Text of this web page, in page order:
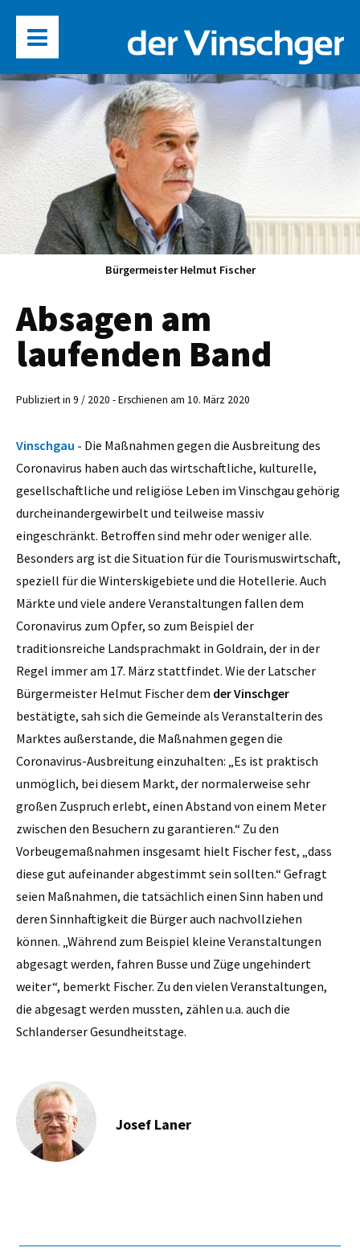
Bürgermeister Helmut Fischer
Absagen am
laufenden Band
Publiziert in 9 / 2020 - Erschienen am 10. März 2020
Vinschgau - Die Maßnahmen gegen die Ausbreitung des
Coronavirus haben auch das wirtschaftliche, kulturelle,
gesellschaftliche und religiöse Leben im Vinschgau gehörig
durcheinandergewirbelt und teilweise massiv
eingeschränkt. Betroffen sind mehr oder weniger alle.
Besonders arg ist die Situation für die Tourismuswirtschaft,
speziell für die Winterskigebiete und die Hotellerie. Auch
Märkte und viele andere Veranstaltungen fallen dem
Coronavirus zum Opfer, so zum Beispiel der
traditionsreiche Landsprachmakt in Goldrain, der in der
Regel immer am 17. März stattfindet. Wie der Latscher
Bürgermeister Helmut Fischer dem der Vinschger
bestätigte, sah sich die Gemeinde als Veranstalterin des
Marktes außerstande, die Maßnahmen gegen die
Coronavirus-Ausbreitung einzuhalten: „Es ist praktisch
unmöglich, bei diesem Markt, der normalerweise sehr
großen Zuspruch erlebt, einen Abstand von einem Meter
zwischen den Besuchern zu garantieren.“ Zu den
Vorbeugemaßnahmen insgesamt hielt Fischer fest, „dass
diese gut aufeinander abgestimmt sein sollten.“ Gefragt
seien Maßnahmen, die tatsächlich einen Sinn haben und
deren Sinnhaftigkeit die Bürger auch nachvollziehen
können. „Während zum Beispiel kleine Veranstaltungen
abgesagt werden, fahren Busse und Züge ungehindert
weiter“, bemerkt Fischer. Zu den vielen Veranstaltungen,
die abgesagt werden mussten, zählen u.a. auch die
Schlanderser Gesundheitstage.
Josef Laner